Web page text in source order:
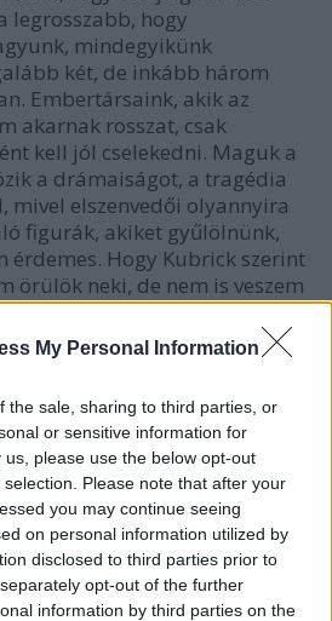
My Personal Information
the sale, sharing to third parties, or
or sensitive information for
please use the below opt-out
Please note that after your
you may continue seeing
on personal information utilized by
disclosed to third parties prior to
opt-out of the further
information by third parties on the
legrosszabb, hogy
mindegyikünk
két, de inkább három
Embertársaink, akik az
akarnak rosszat, csak
kell jól cselekedni. Maguk a
a drámaiságot, a tragédia
mivel elszenvedői olyannyira
figurák, akiket gyűlölnünk,
érdemes. Hogy Kubrick szerint
örülök neki, de nem is veszem